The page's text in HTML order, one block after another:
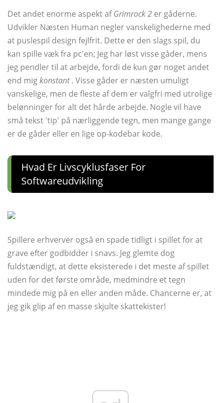
Det andet enorme aspekt afGrimrock 2 er gåderne.
Udvikler Næsten Human negler vanskelighederne med
at puslespil design fejlfrit. Dette er den slags spil, du
kan spille væk fra pc'en; Jeg har løst visse gåder, mens
jeg pendler til at arbejde, fordi de kun gør noget andet
end migkonstant. Visse gåder er næsten umuligt
vanskelige, men de fleste af dem er valgfri med utrolige
belønninger for alt det hårde arbejde. Nogle vil have
små tekst 'tip' på nærliggende tegn, men mange gange
er de gåder eller en lige op-kodebar kode.
Hvad Er Livscyklusfaser For
Softwareudvikling
Spillere erhverver også en spade tidligt i spillet for at
grave efter godbidder i snavs. Jeg glemte dog
fuldstændigt, at dette eksisterede i det meste af spillet
uden for det første område, medmindre et tegn
mindede mig på en eller anden måde. Chancerne er, at
jeg gik glip af en masse skjulte skattekister!